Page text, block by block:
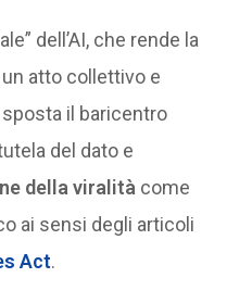
dell’AI, che rende la
atto collettivo e
il baricentro
del dato e
della viralità come
ai sensi degli articoli
Act.